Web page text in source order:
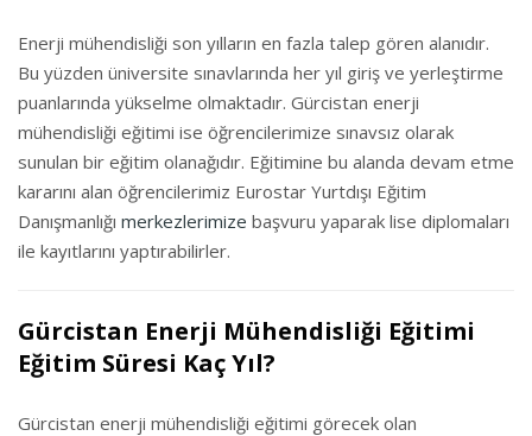
Enerji mühendisliği son yılların en fazla talep gören alanıdır.
Bu yüzden üniversite sınavlarında her yıl giriş ve yerleştirme
puanlarında yükselme olmaktadır. Gürcistan enerji
mühendisliği eğitimi ise öğrencilerimize sınavsız olarak
sunulan bir eğitim olanağıdır. Eğitimine bu alanda devam etme
kararını alan öğrencilerimiz Eurostar Yurtdışı Eğitim
Danışmanlığı merkezlerimize başvuru yaparak lise diplomaları
ile kayıtlarını yaptırabilirler.
Gürcistan Enerji Mühendisliği Eğitimi
Eğitim Süresi Kaç Yıl?
Gürcistan enerji mühendisliği eğitimi görecek olan